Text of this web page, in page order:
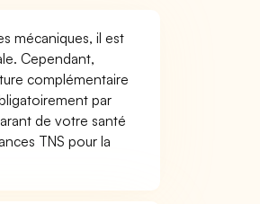
mécaniques, il est
Cependant,
complémentaire
par
de votre santé
TNS pour la